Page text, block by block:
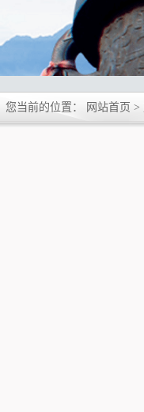
您当前的位置：网站首页>